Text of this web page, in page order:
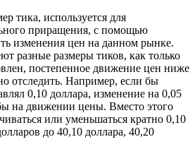
тика, используется для
приращения, с помощью
изменения цен на данном рынке.
разные размеры тиков, как только
постепенное движение цен ниже
отследить. Например, если бы
0,10 доллара, изменение на 0,05
на движении цены. Вместо этого
или уменьшаться кратно 0,10
до 40,10 доллара, 40,20